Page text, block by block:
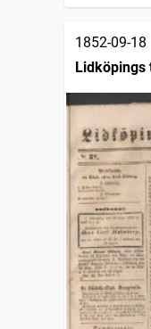
1852-09-18
Lidköpings